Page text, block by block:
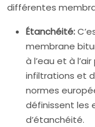
différentes
Étanchéité:
membrane
à l’eau et à
infiltrations et
normes
définissent les
d’étanchéité.